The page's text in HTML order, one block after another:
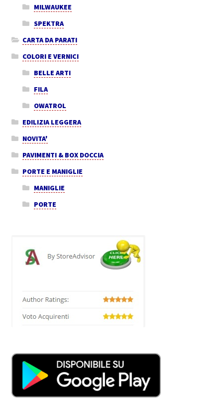
MILWAUKEE
SPEKTRA
CARTA DA PARATI
COLORI E VERNICI
BELLE ARTI
FILA
OWATROL
EDILIZIA LEGGERA
NOVITA'
PAVIMENTI & BOX DOCCIA
PORTE E MANIGLIE
MANIGLIE
PORTE